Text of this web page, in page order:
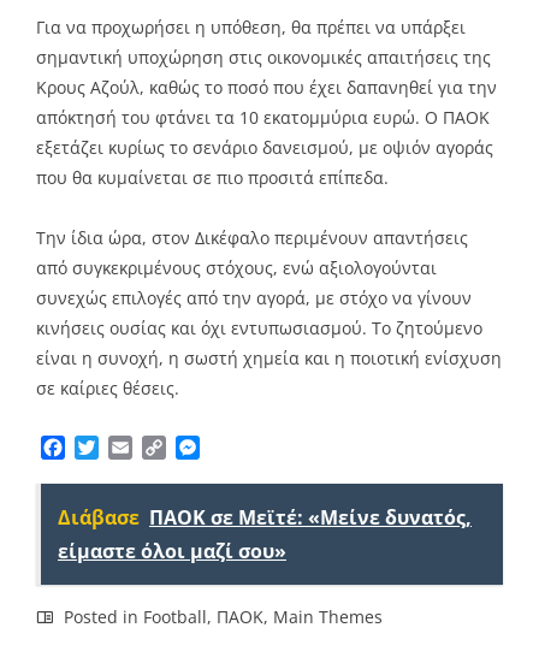
Για να προχωρήσει η υπόθεση, θα πρέπει να υπάρξει
σημαντική υποχώρηση στις οικονομικές απαιτήσεις της
Κρους Αζούλ, καθώς το ποσό που έχει δαπανηθεί για την
απόκτησή του φτάνει τα 10 εκατομμύρια ευρώ. Ο ΠΑΟΚ
εξετάζει κυρίως το σενάριο δανεισμού, με οψιόν αγοράς
που θα κυμαίνεται σε πιο προσιτά επίπεδα.
Την ίδια ώρα, στον Δικέφαλο περιμένουν απαντήσεις
από συγκεκριμένους στόχους, ενώ αξιολογούνται
συνεχώς επιλογές από την αγορά, με στόχο να γίνουν
κινήσεις ουσίας και όχι εντυπωσιασμού. Το ζητούμενο
είναι η συνοχή, η σωστή χημεία και η ποιοτική ενίσχυση
σε καίριες θέσεις.
Facebook
TwitterEmailCopy
Διάβασε ΠΑΟΚ σε Μεϊτέ: «Μείνε δυνατός,
είμαστε όλοι μαζί σου»
Posted in Football, ΠΑΟΚ, Main Themes